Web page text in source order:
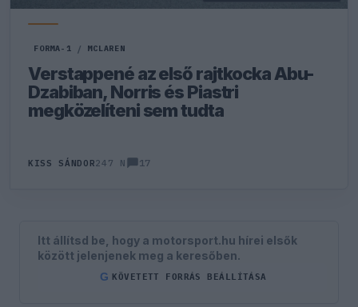
FORMA-1 / MCLAREN
Verstappené az első rajtkocka Abu-
Dzabiban, Norris és Piastri
megközelíteni sem tudta
KISS SÁNDOR247 N 17
Itt állítsd be, hogy a motorsport.hu hírei elsők
között jelenjenek meg a keresőben.
G KÖVETETT FORRÁS BEÁLLÍTÁSA